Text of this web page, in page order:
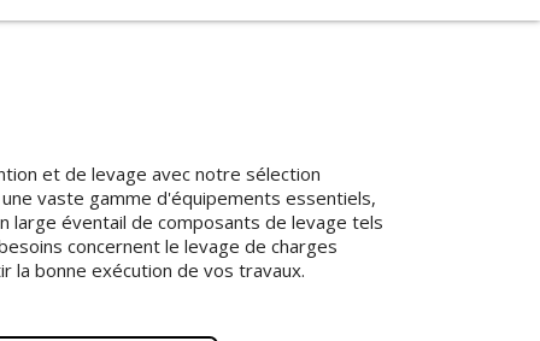
et de levage avec notre sélection
vaste gamme d'équipements essentiels,
large éventail de composants de levage tels
concernent le levage de charges
la bonne exécution de vos travaux.